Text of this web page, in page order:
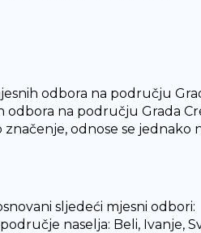
odbora na području
na području Grada
odnose se jednako
sljedeći mjesni odbori:
naselja: Beli, Ivanje,